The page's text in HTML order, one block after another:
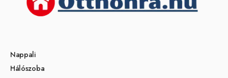
Nappali
Hálószoba